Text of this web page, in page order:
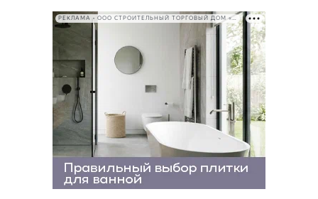
РЕКЛАМА • ООО СТРОИТЕЛЬНЫЙ ТОРГОВЫЙ ДОМ «ПЕТРОВИЧ». ИНН: 7802348846